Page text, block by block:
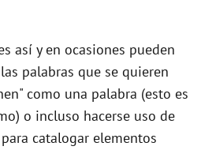
o
así y en ocasiones pueden
palabras que se quieren
como una palabra (esto es
o incluso hacerse uso de
catalogar elementos